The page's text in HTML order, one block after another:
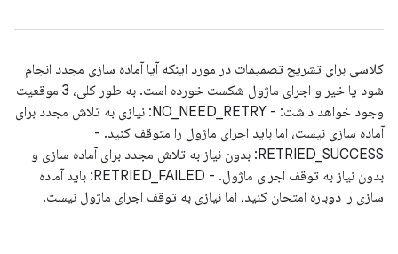
کلاسی برای تشریح تصمیمات در مورد اینکه آیا آماده سازی مجدد انجام
شود یا خیر و اجرای ماژول شکست خورده است. به طور کلی، 3 موقعیت
وجود خواهد داشت: - NO_NEED_RETRY: نیازی به تلاش مجدد برای
آماده سازی نیست، اما باید اجرای ماژول را متوقف کنید. -
RETRIED_SUCCESS: بدون نیاز به تلاش مجدد برای آماده سازی و
بدون نیاز به توقف اجرای ماژول. - RETRIED_FAILED: باید آماده
سازی را دوباره امتحان کنید، اما نیازی به توقف اجرای ماژول نیست.